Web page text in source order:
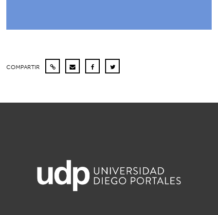
COMPARTIR